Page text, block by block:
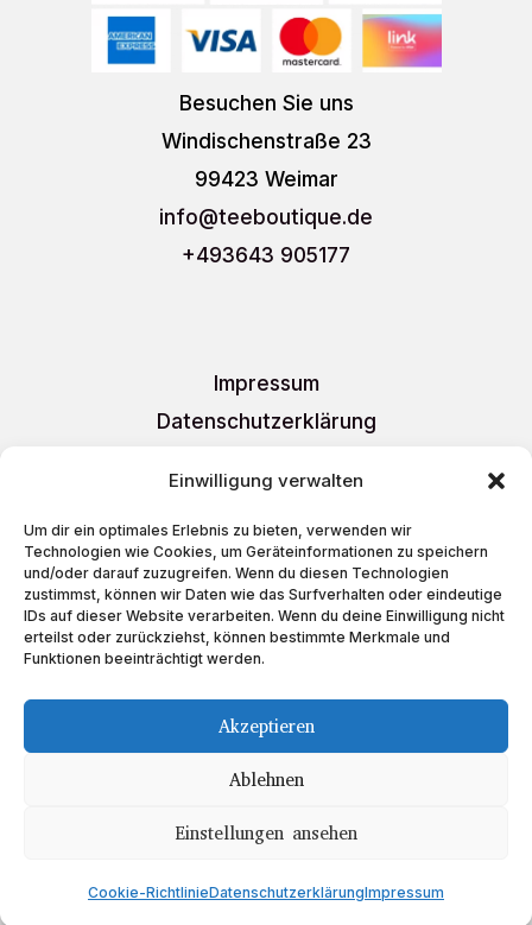
Einwilligung verwalten
Um dir ein optimales Erlebnis zu bieten, verwenden wir
Technologien wie Cookies, um Geräteinformationen zu speichern
und/oder darauf zuzugreifen. Wenn du diesen Technologien
zustimmst, können wir Daten wie das Surfverhalten oder eindeutige
IDs auf dieser Website verarbeiten. Wenn du deine Einwilligung nicht
erteilst oder zurückziehst, können bestimmte Merkmale und
Funktionen beeinträchtigt werden.
Akzeptieren
Ablehnen
Einstellungen ansehen
Cookie-RichtlinieDatenschutzerklärungImpressum
Besuchen Sie uns
Windischenstraße 23
99423 Weimar
info@teeboutique.de
+493643 905177
Impressum
Datenschutzerklärung
Liefer- und Versandkosten
Cookie-Richtlinie (EU)
Schreiben Sie uns
auf